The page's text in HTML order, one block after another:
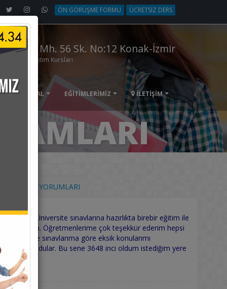
ÖN GÖRÜŞME FORMU ÜCRETSİZ DERS
Mh. 56 Sk. No:12 Konak-İzmir
ve Özel Öğretim Kursları
KURUMSAL EĞİTİMLERİMİZ İLETİŞİM
VELİ YORUMLARI
- Üniversite sınavlarına hazırlıkta birebir eğitim ile
çalıştım. Öğretmenlerime çok teşekkür ederim hepsi
deneme sınavlarıma göre eksik konularımı
yardımcı oldular. Bu sene 3648 inci oldum istediğim yere